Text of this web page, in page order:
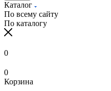
Каталог
По всему сайту
По каталогу
0
0
Корзина